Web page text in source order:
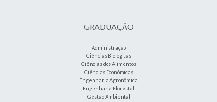
GRADUAÇÃO
Administração
Ciências Biológicas
Ciências dos Alimentos
Ciências Econômicas
Engenharia Agronômica
Engenharia Florestal
Gestão Ambiental